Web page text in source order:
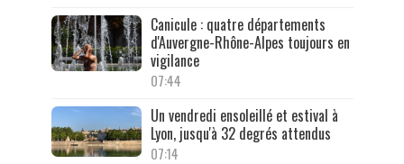
Canicule : quatre départements
d'Auvergne-Rhône-Alpes toujours en
vigilance
07:44
Un vendredi ensoleillé et estival à
Lyon, jusqu'à 32 degrés attendus
07:14